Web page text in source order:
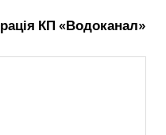
КП «Водоканал»